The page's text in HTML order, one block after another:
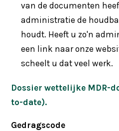
van de documenten
administratie de
houdt. Heeft u zo'n
een link naar onze
scheelt u dat veel werk.
Dossier wettelijke MDR-
to-date).
Gedragscode